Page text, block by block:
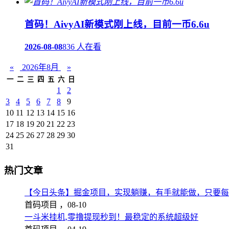
首码！AivyAI新模式刚上线，目前一币6.6u
2026-08-08836 人在看
« 2026年8月 »
一 二 三 四 五 六 日
1
2
3
4 5 6 7 8
9
10 11 12 13 14 15 16
17 18 19 20 21 22 23
24 25 26 27 28 29 30
31
热门文章
【今日头条】掘金项目，实现躺赚，有手就能做，只要
首码项目 ， 08-10
一斗米挂机,零撸提现秒到！最稳定的系统超级好